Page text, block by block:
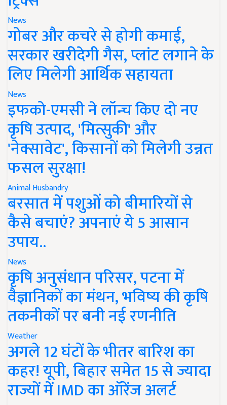
News
गोबर और कचरे से होगी कमाई,
सरकार खरीदेगी गैस, प्लांट लगाने के
लिए मिलेगी आर्थिक सहायता
News
इफको-एमसी ने लॉन्च किए दो नए
कृषि उत्पाद, 'मित्सुकी' और
'नेक्सावेट', किसानों को मिलेगी उन्नत
फसल सुरक्षा!
Animal Husbandry
बरसात में पशुओं को बीमारियों से
कैसे बचाएं? अपनाएं ये 5 आसान
उपाय..
News
कृषि अनुसंधान परिसर, पटना में
वैज्ञानिकों का मंथन, भविष्य की कृषि
तकनीकों पर बनी नई रणनीति
Weather
अगले 12 घंटों के भीतर बारिश का
कहर! यूपी, बिहार समेत 15 से ज्यादा
राज्यों में IMD का ऑरेंज अलर्ट